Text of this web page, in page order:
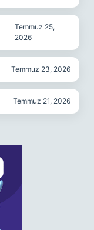
Temmuz 25,
2026
Temmuz 23, 2026
Temmuz 21, 2026